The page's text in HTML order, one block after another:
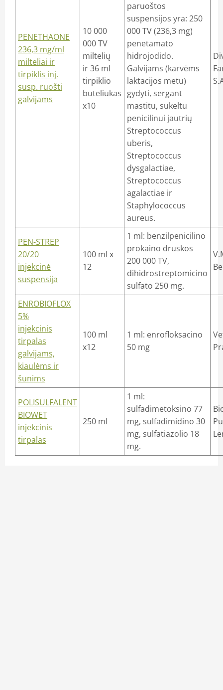
PENETHAONE
236,3 mg/ml
milteliai ir
tirpiklis inj.
susp. ruošti
galvijams
10 000
000 TV
miltelių
ir 36 ml
tirpiklio
buteliukas
x10
paruoštos
suspensijos yra: 250
000 TV (236,3 mg)
penetamato
hidrojodido.
Galvijams (karvėms
laktacijos metu)
gydyti, sergant
mastitu, sukeltu
penicilinui jautrių
Streptococcus
uberis,
Streptococcus
dysgalactiae,
Streptococcus
agalactiae ir
Staphylococcus
aureus.
PEN-STREP
20/20
injekcinė
suspensija
100 ml x
12
1 ml: benzilpenicilino
prokaino druskos
200 000 TV,
dihidrostreptomicino
sulfato 250 mg.
ENROBIOFLOX
5%
injekcinis
tirpalas
galvijams,
kiaulėms ir
šunims
100 ml
x12
1 ml: enrofloksacino
50 mg
POLISULFALENT
BIOWET
injekcinis
tirpalas
250 ml
1 ml:
sulfadimetoksino 77
mg, sulfadimidino 30
mg, sulfatiazolio 18
mg.